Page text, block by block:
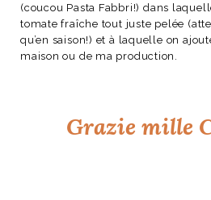
(coucou Pasta Fabbri !) dans
tomate fraîche tout juste pelée
qu’en saison!) et à laquelle on
maison ou de ma production.
Grazie mille